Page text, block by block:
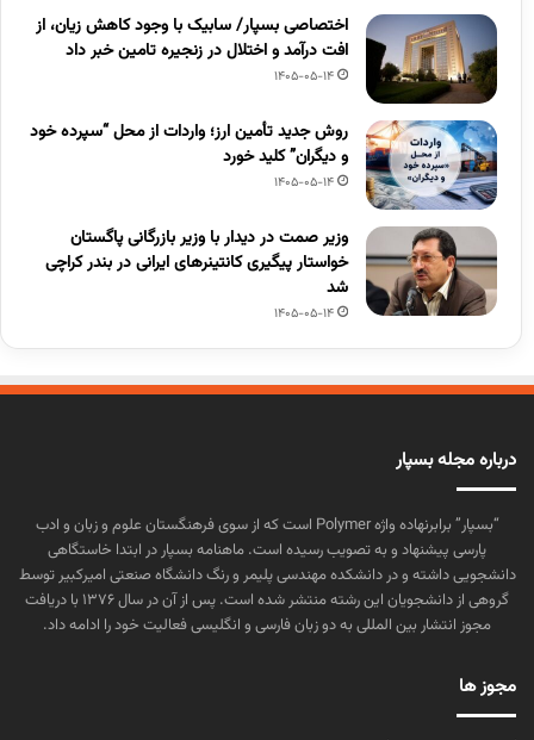
اختصاصی بسپار/ سابیک با وجود کاهش زیان، از
افت درآمد و اختلال در زنجیره تامین خبر داد
1405-05-14
روش جدید تأمین ارز؛ واردات از محل “سپرده خود
و دیگران” کلید خورد
1405-05-14
وزیر صمت در دیدار با وزیر بازرگانی پاگستان
خواستار پیگیری کانتینرهای ایرانی در بندر کراچی
شد
1405-05-14
درباره مجله بسپار
“بسپار” برابرنهاده واژه Polymer است که از سوی فرهنگستان علوم و زبان و ادب
پارسی پیشنهاد و به تصویب رسیده است. ماهنامه بسپار در ابتدا خاستگاهی
دانشجویی داشته و در دانشکده مهندسی پلیمر و رنگ دانشگاه صنعتی امیرکبیر توسط
گروهی از دانشجویان این رشته منتشر شده است. پس از آن در سال ۱۳۷۶ با دریافت
مجوز انتشار بین المللی به دو زبان فارسی و انگلیسی فعالیت خود را ادامه داد.
مجوز ها